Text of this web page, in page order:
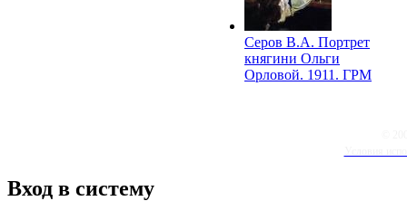
Серов В.А. Портрет
княгини Ольги
Орловой. 1911. ГРМ
Вход в систему